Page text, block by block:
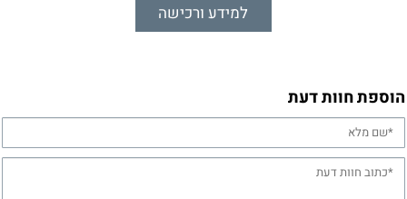
למידע ורכישה
הוספת חוות דעת